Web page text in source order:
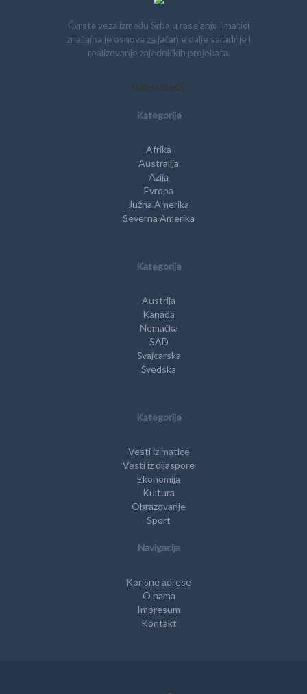
Čvrsta veza između Srba u rasejanju i matici
značajna je osnova za jačanje dalje saradnje i
realizovanje zajedničkih projekata.
[subscribe2]
Kategorije
Afrika
Australija
Azija
Evropa
Južna Amerika
Severna Amerika
Kategorije
Austrija
Kanada
Nemačka
SAD
Švajcarska
Švedska
Kategorije
Vesti iz matice
Vesti iz dijaspore
Ekonomija
Kultura
Obrazovanje
Sport
Navigacija
Korisne adrese
O nama
Impresum
Kontakt